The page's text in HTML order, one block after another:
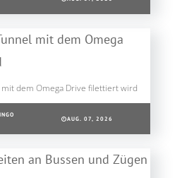
dem Omega Drive filettiert wird
AUG. 07, 2026